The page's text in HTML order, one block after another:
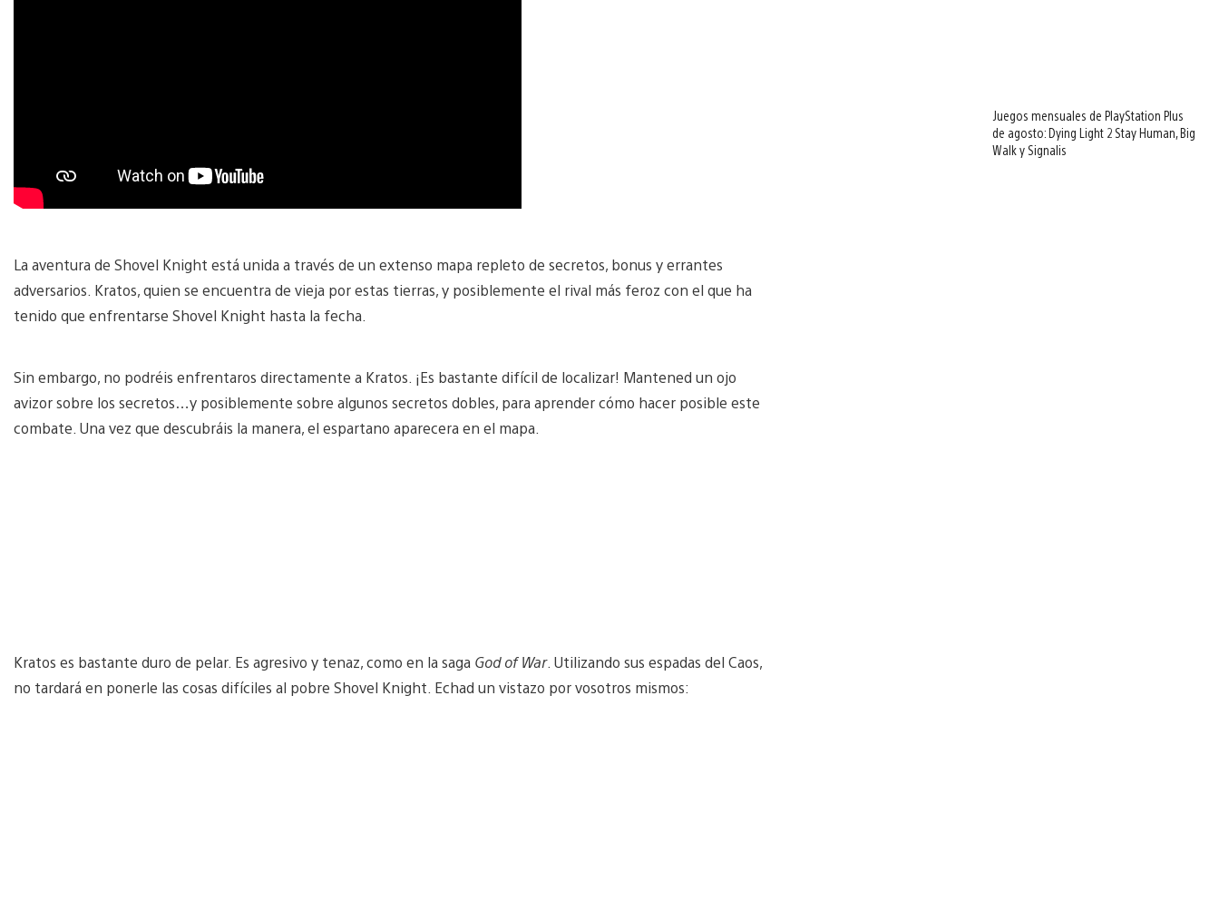
La aventura de Shovel Knight está unida a través de un extenso mapa repleto de secretos, bonus y errantes
adversarios. Kratos, quien se encuentra de vieja por estas tierras, y posiblemente el rival más feroz con el que ha
tenido que enfrentarse Shovel Knight hasta la fecha.
Sin embargo, no podréis enfrentaros directamente a Kratos. ¡Es bastante difícil de localizar! Mantened un ojo
avizor sobre los secretos…y posiblemente sobre algunos secretos dobles, para aprender cómo hacer posible este
combate. Una vez que descubráis la manera, el espartano aparecera en el mapa.
Kratos es bastante duro de pelar. Es agresivo y tenaz, como en la saga God of War. Utilizando sus espadas del Caos,
no tardará en ponerle las cosas difíciles al pobre Shovel Knight. Echad un vistazo por vosotros mismos:
Juegos mensuales de PlayStation Plus
de agosto: Dying Light 2 Stay Human, Big
Walk y Signalis